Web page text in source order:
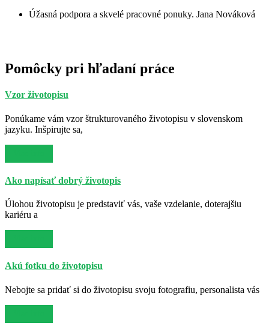
Úžasná podpora a skvelé pracovné ponuky. Jana Nováková
Pomôcky pri hľadaní práce
Vzor životopisu
Ponúkame vám vzor štrukturovaného životopisu v slovenskom
jazyku. Inšpirujte sa,
Ako napísať dobrý životopis
Úlohou životopisu je predstaviť vás, vaše vzdelanie, doterajšiu
kariéru a
Akú fotku do životopisu
Nebojte sa pridať si do životopisu svoju fotografiu, personalista vás